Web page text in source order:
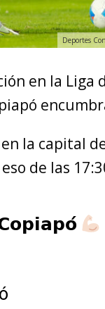
Deportes
en la Liga
la capital
de las